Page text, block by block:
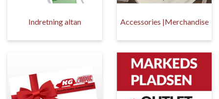
Indretning altan Accessories |Merchandise